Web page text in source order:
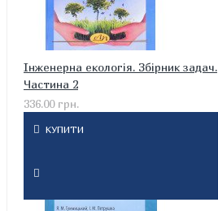
Інженерна екологія. Збірник задач.
Частина 2
336.00 грн.
КУПИТИ